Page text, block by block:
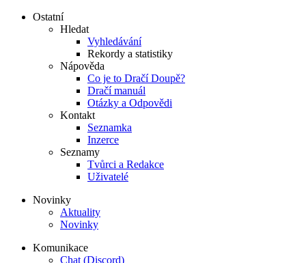
Ostatní
Hledat
Vyhledávání
Rekordy a statistiky
Nápověda
Co je to Dračí Doupě?
Dračí manuál
Otázky a Odpovědi
Kontakt
Seznamka
Inzerce
Seznamy
Tvůrci a Redakce
Uživatelé
Novinky
Aktuality
Novinky
Komunikace
Chat (Discord)